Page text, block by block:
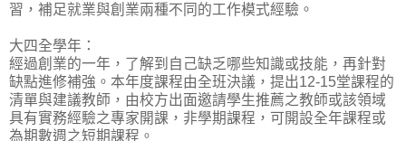
習，補足就業與創業兩種不同的工作模式經驗。
大四全學年：
經過創業的一年，了解到自己缺乏哪些知識或技能，再針對
缺點進修補強。本年度課程由全班決議，提出12-15堂課程的
清單與建議教師，由校方出面邀請學生推薦之教師或該領域
具有實務經驗之專家開課，非學期課程，可開設全年課程或
為期數週之短期課程。